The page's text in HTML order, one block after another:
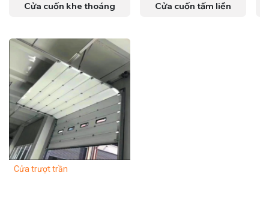
Cửa cuốn khe thoáng Cửa cuốn tấm liền
Cửa trượt trần